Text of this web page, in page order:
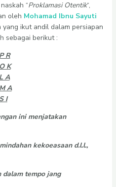
“Proklamasi Otentik“,
oleh Mohamad Ibnu Sayuti
ikut andil dalam persiapan
sebagai berikut :
P R
O K
L A
M A
S I
ini menjatakan
kekoeasaan d.l.l.,
dalam tempo jang